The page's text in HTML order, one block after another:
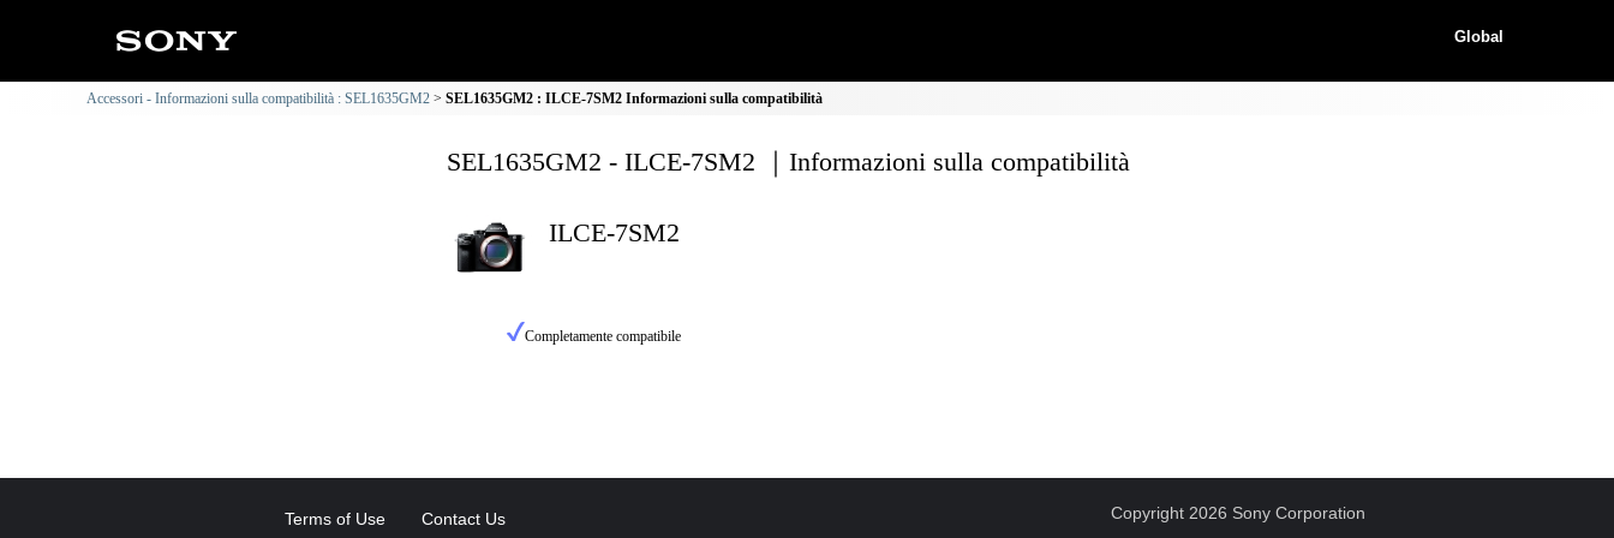
Global
Accessori - Informazioni sulla compatibilità : SEL1635GM2 SEL1635GM2 : ILCE-7SM2 Informazioni sulla compatibilità
SEL1635GM2 - ILCE-7SM2 ｜Informazioni sulla compatibilità
ILCE-7SM2
Completamente compatibile
Terms of Use Contact Us Copyright 2026 Sony Corporation